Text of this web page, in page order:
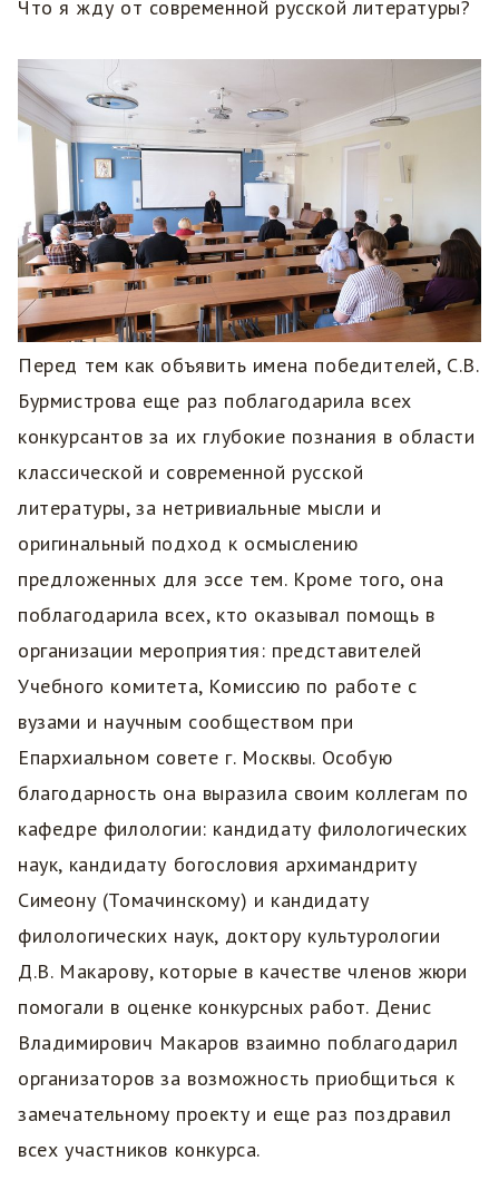
Что я жду от современной русской литературы?
Перед тем как объявить имена победителей, С.В.
Бурмистрова еще раз поблагодарила всех
конкурсантов за их глубокие познания в области
классической и современной русской
литературы, за нетривиальные мысли и
оригинальный подход к осмыслению
предложенных для эссе тем. Кроме того, она
поблагодарила всех, кто оказывал помощь в
организации мероприятия: представителей
Учебного комитета, Комиссию по работе с
вузами и научным сообществом при
Епархиальном совете г. Москвы. Особую
благодарность она выразила своим коллегам по
кафедре филологии: кандидату филологических
наук, кандидату богословия архимандриту
Симеону (Томачинскому) и кандидату
филологических наук, доктору культурологии
Д.В. Макарову, которые в качестве членов жюри
помогали в оценке конкурсных работ. Денис
Владимирович Макаров взаимно поблагодарил
организаторов за возможность приобщиться к
замечательному проекту и еще раз поздравил
всех участников конкурса.